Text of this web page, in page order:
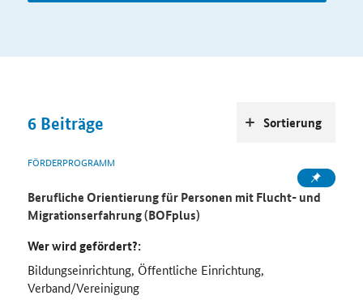
6 Beiträge
FÖRDERPROGRAMM
Berufliche Orientierung für Personen mit Flucht- und
Migrationserfahrung (BOFplus)
Wer wird gefördert?:
Bildungseinrichtung, Öffentliche Einrichtung,
Verband/Vereinigung
Sortierung